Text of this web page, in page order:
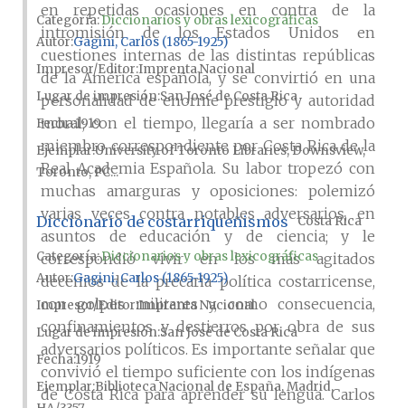
en repetidas ocasiones en contra de la
intromisión de los Estados Unidos en
cuestiones internas de las distintas repúblicas
de la América española, y se convirtió en una
personalidad de enorme prestigio y autoridad
moral; con el tiempo, llegaría a ser nombrado
miembro correspondiente por Costa Rica de la
Real Academia Española. Su labor tropezó con
muchas amarguras y oposiciones: polemizó
varias veces contra notables adversarios, en
asuntos de educación y de ciencia; y le
correspondió vivir en los más agitados
decenios de la precaria política costarricense,
con golpes militares y, como consecuencia,
confinamientos y destierros por obra de sus
adversarios políticos. Es importante señalar que
convivió el tiempo suficiente con los indígenas
de Costa Rica para aprender su lengua. Carlos
Categoría:Diccionarios y obras lexicográficas
AutorGagini, Carlos (1865-1925)
Impresor/Editor Imprenta Nacional
Lugar de impresiónSan José de Costa Rica
Fecha1919
EjemplarUniversity of Toronto Libraries, Downsview,
Toronto, PC...
Diccionario de costarriqueñismos Costa Rica
Categoría:Diccionarios y obras lexicográficas
AutorGagini, Carlos (1865-1925)
Impresor/Editor Imprenta Nacional
Lugar de impresiónSan José de Costa Rica
Fecha1919
Ejemplar Biblioteca Nacional de España, Madrid,